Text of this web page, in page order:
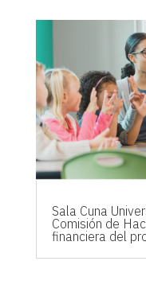
Sala Cuna
Comisión de
financiera del